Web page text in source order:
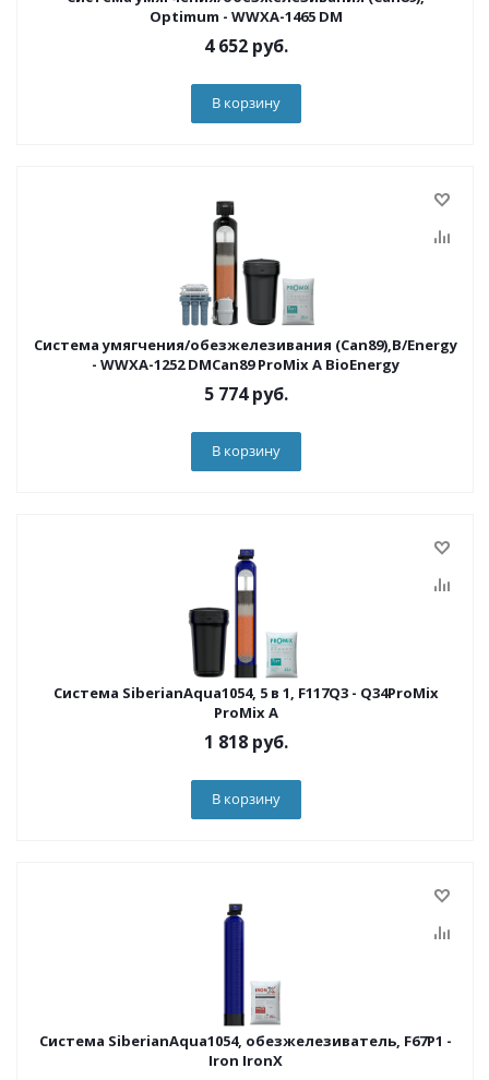
Optimum - WWXA-1465 DM
4 652руб.
В корзину
Система умягчения/обезжелезивания (Can89),B/Energy
- WWXA-1252 DMCan89 ProMix A BioEnergy
5 774руб.
В корзину
Система SiberianAqua1054, 5 в 1, F117Q3 - Q34ProMix
ProMix A
1 818руб.
В корзину
Система SiberianAqua1054, обезжелезиватель, F67P1 -
Iron IronX